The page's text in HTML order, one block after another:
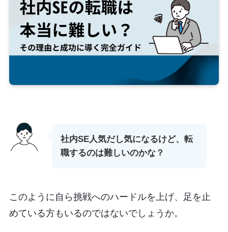
社内SE人気だし気になるけど、転
職するのは難しいのかな？
このように自ら挑戦へのハードルを上げ、足を止
めている方もいるのではないでしょうか。